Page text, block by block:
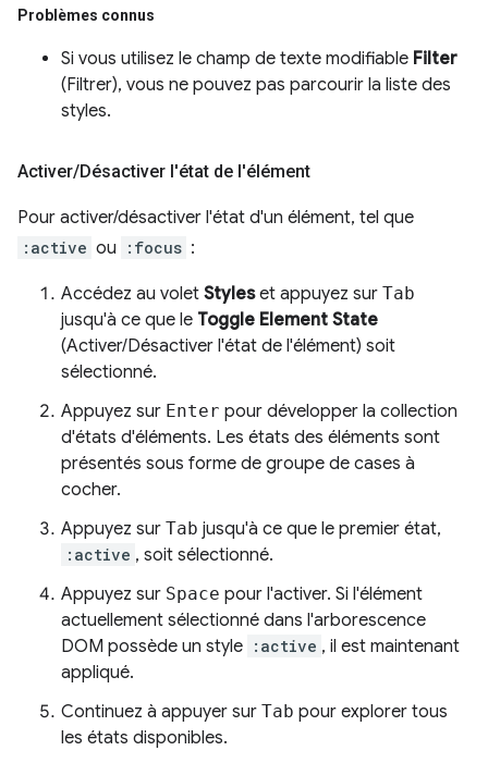
Problèmes connus
Si vous utilisez le champ de texte modifiable Filter
(Filtrer), vous ne pouvez pas parcourir la liste des
styles.
Activer/Désactiver l'état de l'élément
Pour activer/désactiver l'état d'un élément, tel que
:active ou :focus :
Accédez au volet Styleset appuyez sur Tab
jusqu'à ce que le Toggle Element State
(Activer/Désactiver l'état de l'élément) soit
sélectionné.
Appuyez sur Enter pour développer la collection
d'états d'éléments. Les états des éléments sont
présentés sous forme de groupe de cases à
cocher.
Appuyez sur Tab jusqu'à ce que le premier état,
:active , soit sélectionné.
Appuyez sur Space pour l'activer. Si l'élément
actuellement sélectionné dans l'arborescence
DOM possède un style :active , il est maintenant
appliqué.
Continuez à appuyer sur Tab pour explorer tous
les états disponibles.